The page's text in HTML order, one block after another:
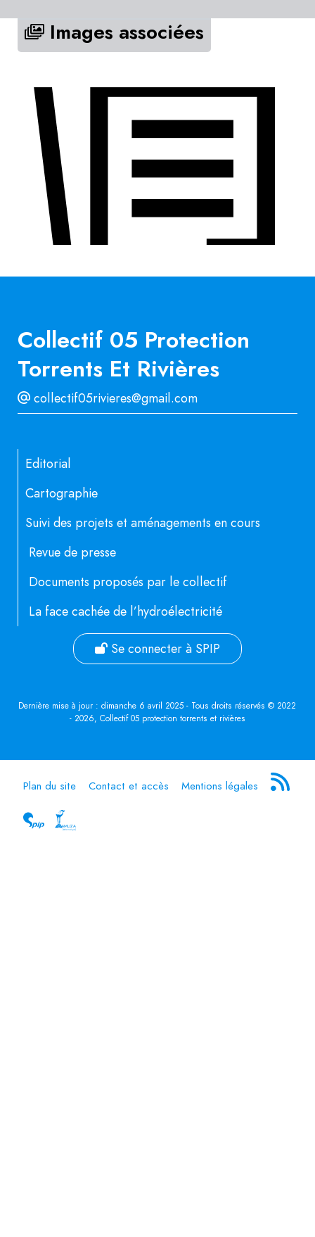
Images associées
Collectif 05 Protection
Torrents Et Rivières
collectif05rivieres@gmail.com
Editorial
Cartographie
Suivi des projets et aménagements en cours
Revue de presse
Documents proposés par le collectif
La face cachée de l’hydroélectricité
Se connecter à SPIP
Dernière mise à jour : dimanche 6 avril 2025 - Tous droits réservés © 2022
- 2026, Collectif 05 protection torrents et rivières
Plan du site Contact et accès Mentions légales